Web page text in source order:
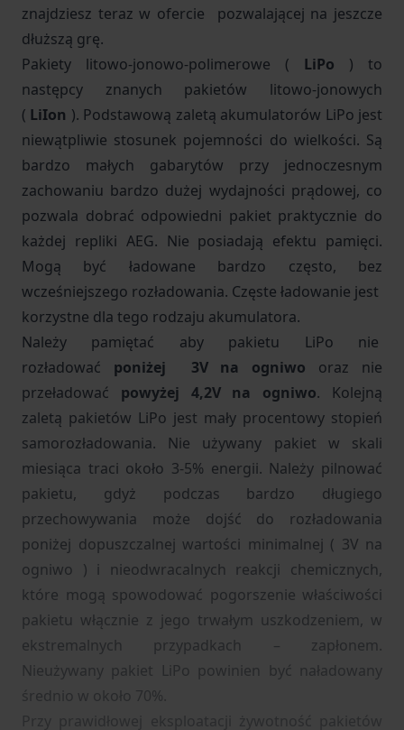
znajdziesz teraz w ofercie pozwalającej na jeszcze
dłuższą grę.
Pakiety litowo-jonowo-polimerowe (
LiPo
) to
następcy znanych pakietów litowo-jonowych
( LiIon ). Podstawową zaletą akumulatorów LiPo jest
niewątpliwie stosunek pojemności do wielkości. Są
bardzo małych gabarytów przy jednoczesnym
zachowaniu bardzo dużej wydajności prądowej, co
pozwala dobrać odpowiedni pakiet praktycznie do
każdej repliki AEG. Nie posiadają efektu pamięci.
Mogą być ładowane bardzo często, bez
wcześniejszego rozładowania. Częste ładowanie jest
korzystne dla tego rodzaju akumulatora.
Należy pamiętać aby pakietu LiPo nie
rozładować poniżej 3V na ogniwo oraz nie
przeładować powyżej 4,2V na ogniwo. Kolejną
zaletą pakietów LiPo jest mały procentowy stopień
samorozładowania. Nie używany pakiet w skali
miesiąca traci około 3-5% energii. Należy pilnować
pakietu, gdyż podczas bardzo długiego
przechowywania może dojść do rozładowania
poniżej dopuszczalnej wartości minimalnej ( 3V na
ogniwo ) i nieodwracalnych reakcji chemicznych,
które mogą spowodować pogorszenie właściwości
pakietu włącznie z jego trwałym uszkodzeniem, w
ekstremalnych przypadkach – zapłonem.
Nieużywany pakiet LiPo powinien być naładowany
średnio w około 70%.